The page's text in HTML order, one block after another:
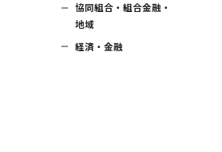
協同組合・組合金融・
地域
経済・金融